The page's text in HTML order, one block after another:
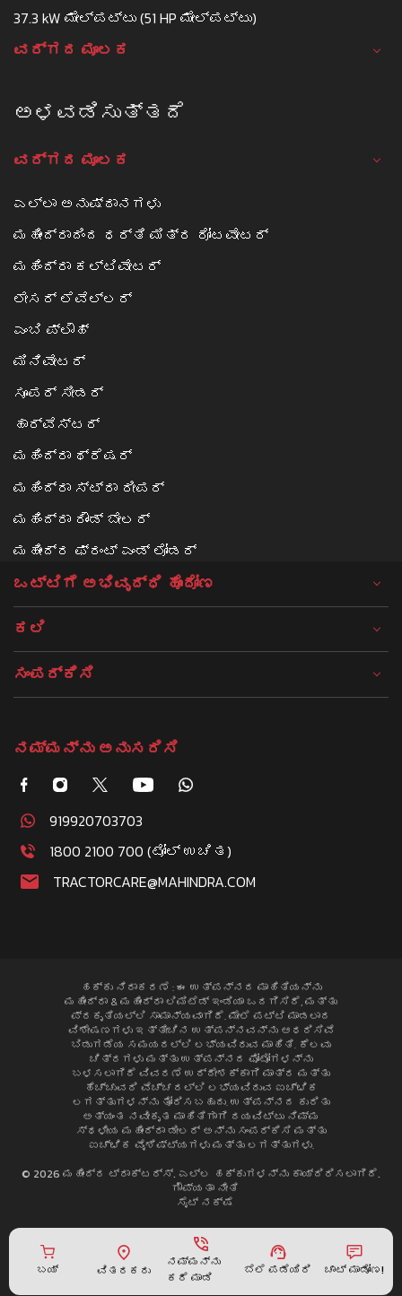
ಬಯ್ ವಿತರಕರು
ನಮ್ಮನ್ನು
ಕರೆ ಮಾಡಿ
ಬೆಲೆ ಪಡೆಯಿರಿ ಚಾಟ್ ಮಾಡೋಣ!
37.3 kW ಮೇಲ್ಪಟ್ಟು (51 HP ಮೇಲ್ಪಟ್ಟು)
ವರ್ಗದ ಮೂಲಕ
ಅಳವಡಿಸುತ್ತದೆ
ವರ್ಗದ ಮೂಲಕ
ಎಲ್ಲಾ ಅನುಷ್ಠಾನಗಳು
ಮಹೀಂದ್ರಾದಿಂದ ಧರ್ತಿ ಮಿತ್ರ ರೋಟವೇಟರ್
ಮಹಿಂದ್ರಾ ಕಲ್ಟಿವೇಟರ್
ಲೇಸರ್ ಲೆವೆಲ್ಲರ್
ಎಂಬಿ ಪ್ಲೌಹ್
ಮಿನಿವೇಟರ್
ಸೂಪರ್ ಸೀಡರ್
ಹಾರ್ವೆಸ್ಟರ್
ಮಹಿಂದ್ರಾ ಥ್ರೆಷರ್
ಮಹಿಂದ್ರಾ ಸ್ಟ್ರಾ ರೀಪರ್
ಮಹಿಂದ್ರಾ ರೌಂಡ್ ಬೇಲರ್
ಮಹೀಂದ್ರ ಫ್ರಂಟ್ ಎಂಡ್ ಲೋಡರ್
ಒಟ್ಟಿಗೆ ಅಭಿವೃದ್ಧಿ ಹೊಂದೋಣ
ಕಲಿ
ಸಂಪರ್ಕಿಸಿ
ನಮ್ಮನ್ನು ಅನುಸರಿಸಿ
919920703703
1800 2100 700 (ಟೋಲ್ ಉಚಿತ)
TRACTORCARE@MAHINDRA.COM
ಹಕ್ಕು ನಿರಾಕರಣೆ : ಈ ಉತ್ಪನ್ನದ ಮಾಹಿತಿಯನ್ನು
ಮಹೀಂದ್ರಾ & ಮಹೀಂದ್ರಾ ಲಿಮಿಟೆಡ್ ಇಂಡಿಯಾ ಒದಗಿಸಿದೆ, ಮತ್ತು
ಪ್ರಕೃತಿಯಲ್ಲಿ ಸಾಮಾನ್ಯವಾಗಿದೆ. ಮೇಲೆ ಪಟ್ಟಿ ಮಾಡಲಾದ
ವಿಶೇಷಣಗಳು ಇತ್ತೀಚಿನ ಉತ್ಪನ್ನವನ್ನು ಆಧರಿಸಿವೆ
ಬಿಡುಗಡೆಯ ಸಮಯದಲ್ಲಿ ಲಭ್ಯವಿರುವ ಮಾಹಿತಿ. ಕೆಲವು
ಚಿತ್ರಗಳು ಮತ್ತು ಉತ್ಪನ್ನದ ಫೋಟೋಗಳನ್ನು
ಬಳಸಲಾಗಿದೆ ವಿವರಣೆ ಉದ್ದೇಶಕ್ಕಾಗಿ ಮಾತ್ರ ಮತ್ತು
ಹೆಚ್ಚುವರಿ ವೆಚ್ಚದಲ್ಲಿ ಲಭ್ಯವಿರುವ ಐಚ್ಛಿಕ
ಲಗತ್ತುಗಳನ್ನು ತೋರಿಸಬಹುದು. ಉತ್ಪನ್ನದ ಕುರಿತು
ಅತ್ಯಂತ ನವೀಕೃತ ಮಾಹಿತಿಗಾಗಿ ದಯವಿಟ್ಟು ನಿಮ್ಮ
ಸ್ಥಳೀಯ ಮಹೀಂದ್ರಾ ಡೀಲರ್ ಅನ್ನು ಸಂಪರ್ಕಿಸಿ ಮತ್ತು
ಐಚ್ಛಿಕ ವೈಶಿಷ್ಟ್ಯಗಳು ಮತ್ತು ಲಗತ್ತುಗಳು.
© 2026 ಮಹೀಂದ್ರ ಟ್ರಾಕ್ಟರ್ಸ್. ಎಲ್ಲ ಹಕ್ಕುಗಳನ್ನು ಕಾಯ್ದಿರಿಸಲಾಗಿದೆ.
ಗೌಪ್ಯತಾ ನೀತಿ
ಸೈಟ್ ನಕ್ಷೆ